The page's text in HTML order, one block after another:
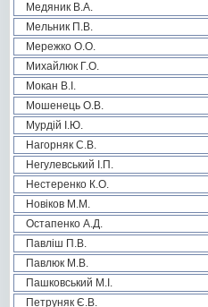
Медяник В.А.
Мельник П.В.
Мережко О.О.
Михайлюк Г.О.
Мокан В.І.
Мошенець О.В.
Мурдій І.Ю.
Нагорняк С.В.
Негулевський І.П.
Нестеренко К.О.
Новіков М.М.
Остапенко А.Д.
Павліш П.В.
Павлюк М.В.
Пашковський М.І.
Петруняк Є.В.